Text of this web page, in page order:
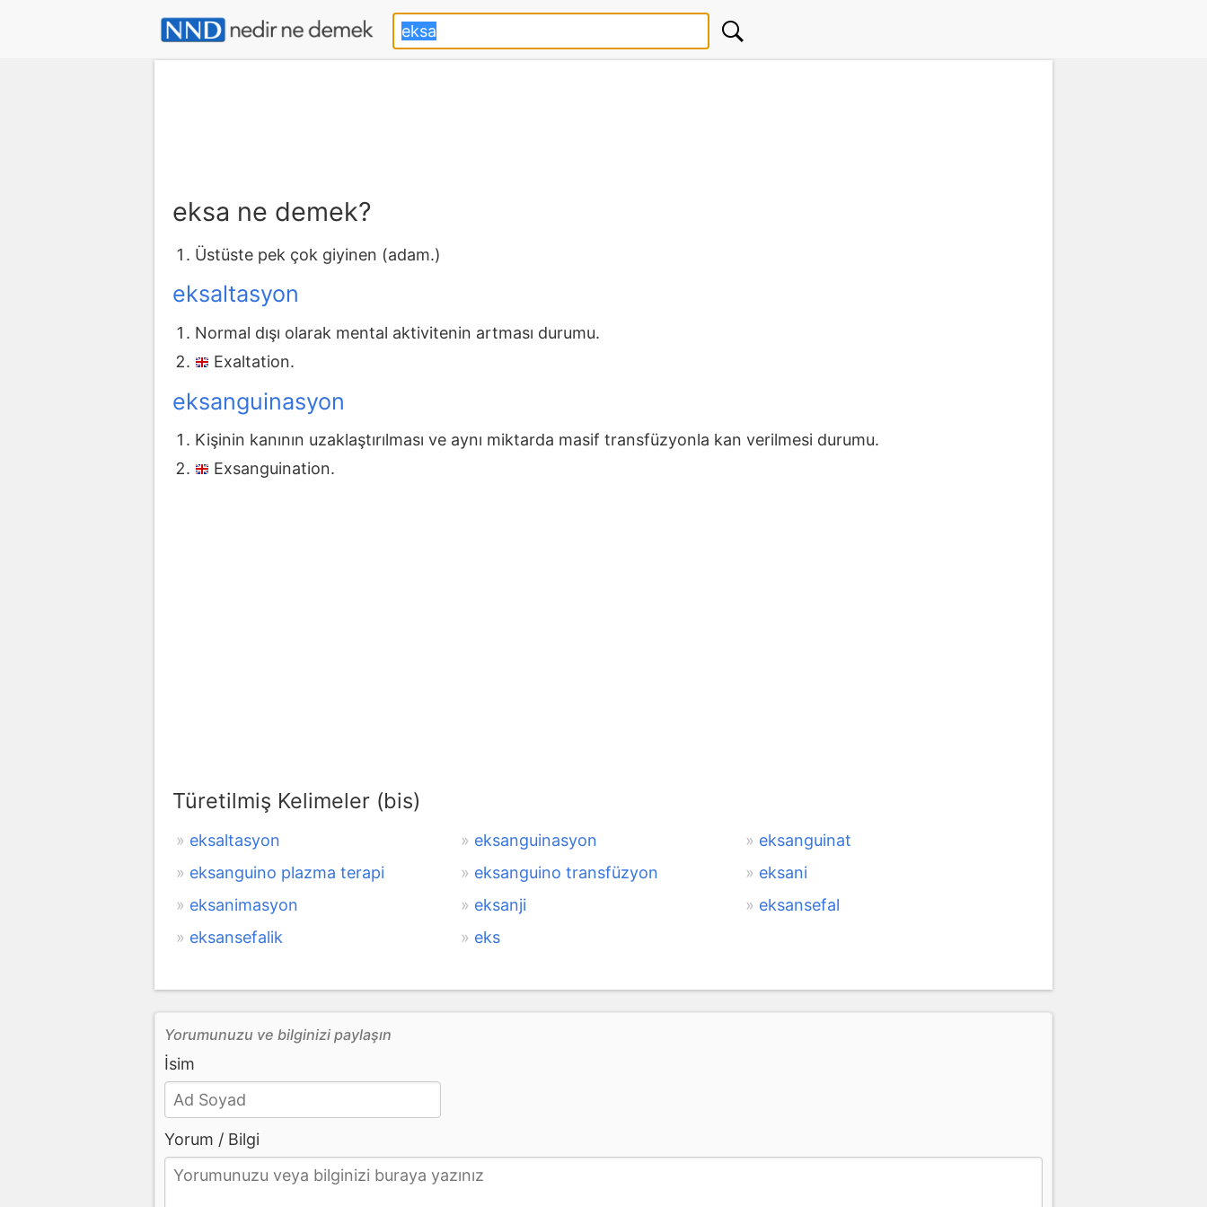
eksa ne demek?
Üstüste pek çok giyinen (adam.)
eksaltasyon
Normal dışı olarak mental aktivitenin artması durumu.
Exaltation.
eksanguinasyon
Kişinin kanının uzaklaştırılması ve aynı miktarda masif transfüzyonla kan verilmesi durumu.
Exsanguination.
Türetilmiş Kelimeler (bis)
eksaltasyon eksanguinasyon
eksanguinat
eksanguino plazma terapi
eksanguino transfüzyon
eksani
eksanimasyon
eksanji
eksansefal
eksansefalik
eks
Yorumunuzu ve bilginizi paylaşın
İsim
Yorum / Bilgi